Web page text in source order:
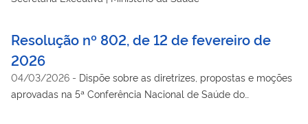
Resolução nº 802, de 12 de fevereiro de
2026
04/03/2026 - Dispõe sobre as diretrizes, propostas e moções
aprovadas na 5ª Conferência Nacional de Saúde do